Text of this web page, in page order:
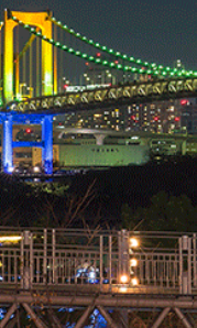
điểm
đến nổi tiếng ở
thể nào bỏ lỡ.
Tự do
do Odaiba là một
gia mộtchuyến
và nặng hơn 9 tấn.
sáng lung linh, tạo